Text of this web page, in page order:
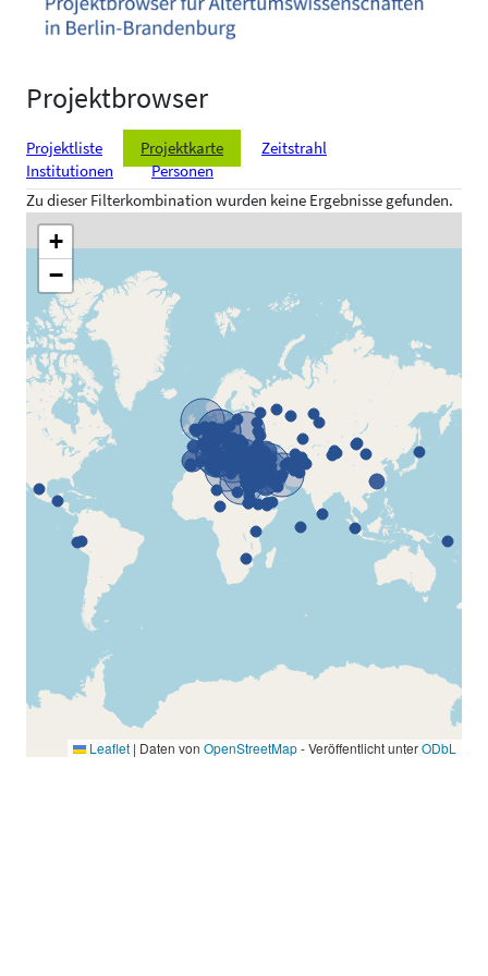
Projektbrowser
Projektliste Projektkarte
Zeitstrahl
Institutionen
Personen
Zu dieser Filterkombination wurden keine Ergebnisse gefunden.
+
−
Leaflet | Daten von OpenStreetMap- Veröffentlicht unterODbL